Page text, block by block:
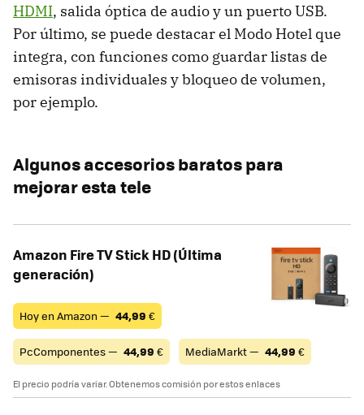
HDMI, salida óptica de audio y un puerto USB.
Por último, se puede destacar el Modo Hotel que
integra, con funciones como guardar listas de
emisoras individuales y bloqueo de volumen,
por ejemplo.
Algunos accesorios baratos para
mejorar esta tele
Amazon Fire TV Stick HD (Última
generación)
Hoy en Amazon — 44,99 €
PcComponentes — 44,99 € MediaMarkt — 44,99 €
El precio podría variar. Obtenemos comisión por estos enlaces